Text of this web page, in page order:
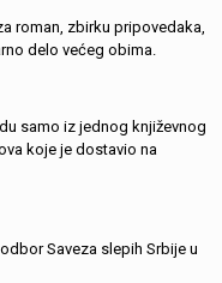
roman, zbirku pripovedaka,
delo većeg obima.
samo iz jednog književnog
koje je dostavio na
Saveza slepih Srbije u